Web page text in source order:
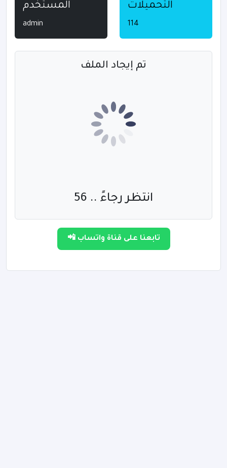
التحميلات
114
المستخدم
admin
تم إيجاد الملف
انتظر رجاءً .. 55
تابعنا على قناة واتساب 📲